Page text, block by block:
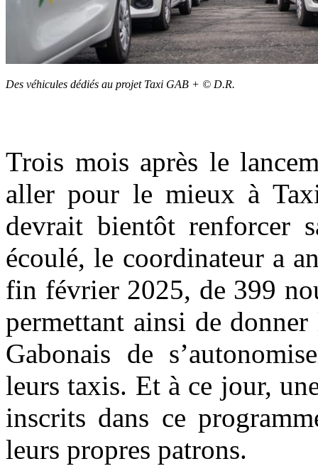
Des véhicules dédiés au projet Taxi GAB + © D.R.
Trois mois après le
aller pour le mieux à
devrait bientôt renforcer
écoulé, le coordinateur a
fin février 2025, de 399
permettant ainsi de donner
Gabonais de
leurs taxis. Et à ce jour,
inscrits dans ce
leurs propres patrons.